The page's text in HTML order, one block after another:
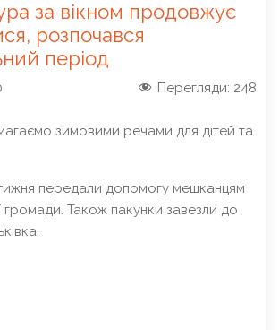
за вікном продовжує
розпочався
період
Перегляди: 248
зимовими речами для дітей та
передали допомогу мешканцям
Також пакунки завезли до